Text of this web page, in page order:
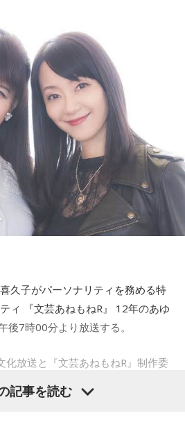
ラジオ番組『RADIO
DIG SHIBUYA」がタッグを組み、
辺久信・堀口文宏 そこまで言っち
生放送
宏、斉藤一美アナ
（火）
8時00分 文化放送メディアプラス
9時00分 文化放送メディアプラス
い芸人）
ンサー）
（火）に2部構成の公開生放送を兼
午後5時50分～9時00分（最大延
久、松沼雅之、笘篠賢治、西本
輔、岩本勉
美、高橋将市、寺島啓太
木純子、小川真由美、西村志野
イオンズナイター #seibulions #
program/lionsnighter/
ムは、試合終了後のヒーローイン
ーYouTube：
joqrlions/
から参加し、昨年8月にご逝去され
思い出も語る。
金額：9,980,362円（2025年2月
上喜久子は、以下のようにコメン
た『文芸あねもねR』の活動も、
するという目標を成し遂げること
支えてくださった沢山の皆様に、
や想いなどを精一杯お話しさせて
ぜひ聴いていただけたら嬉しいで
メッセージを受付中。メールの宛
久子がパーソナリティを務める特
ィ 『文芸あねもねR』 12年のあゆ
7時00分より放送する。
化放送と『文芸あねもねR』制作委
のために、声優による朗読オーデ
寄付するチャリティ企画。
記事を読む